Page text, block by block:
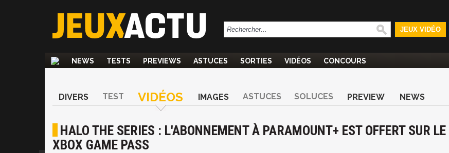
JEUX VIDÉO
NEWS TESTS PREVIEWS ASTUCES SORTIES VIDÉOS CONCOURS
DIVERS TEST VIDÉOS IMAGES ASTUCES SOLUCES PREVIEW NEWS
HALO THE SERIES : L'ABONNEMENT À PARAMOUNT+ EST OFFERT SUR LE
XBOX GAME PASS